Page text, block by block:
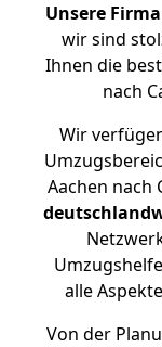
Unsere
wir sind
Ihnen die
nach
Wir
Aachen nach
alle
Von der